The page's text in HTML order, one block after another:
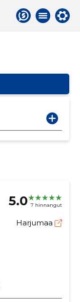
5.0 7 hinnangut
Harjumaa